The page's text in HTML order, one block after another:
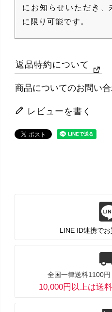
にお知らせいただき、
に限り可能です。
返品特約について
商品についてのお問い
レビューを書く
LINE ID連携で
全国一律送料1100円
10,000円以上は送